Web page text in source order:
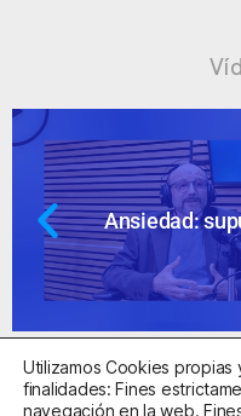
Ansiedad:
Utilizamos Cookies
finalidades: Fines
navegación en la web.